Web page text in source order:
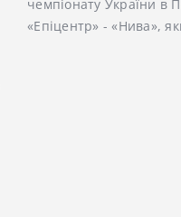
чемпіонату України в
«Епіцентр» - «Нива»,